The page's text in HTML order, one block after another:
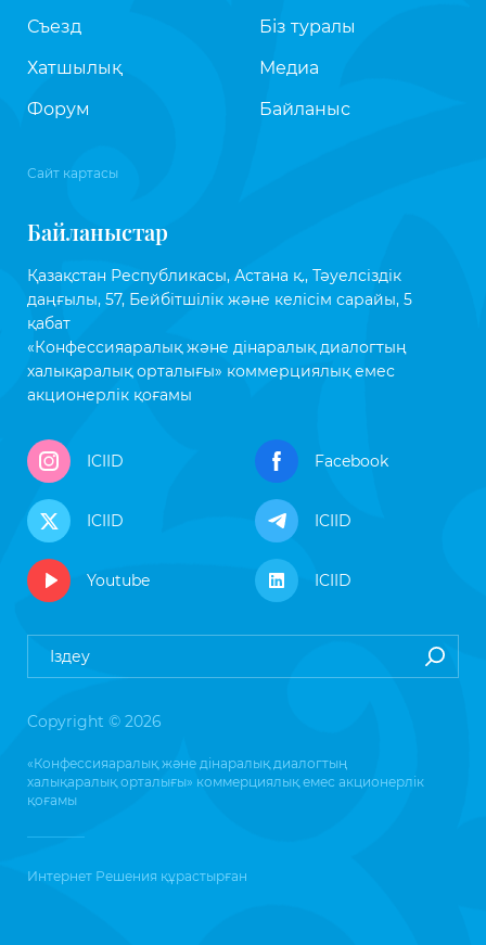
Съезд
Хатшылық
Форум
Біз туралы
Медиа
Байланыс
Сайт картасы
Байланыстар
Қазақстан Республикасы, Астана қ., Тәуелсіздік
даңғылы, 57, Бейбітшілік және келісім сарайы, 5
қабат
«Конфессияаралық және дінаралық диалогтың
халықаралық орталығы» коммерциялық емес
акционерлік қоғамы
ICIID Facebook
ICIID ICIID
Youtube ICIID
Copyright © 2026
«Конфессияаралық және дінаралық диалогтың
халықаралық орталығы» коммерциялық емес акционерлік
қоғамы
Интернет Решения құрастырған